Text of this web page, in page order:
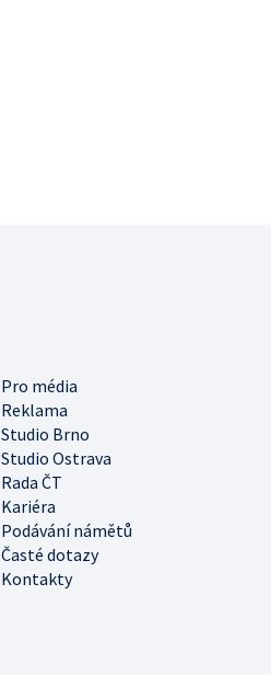
Pro média
Reklama
Studio Brno
Studio Ostrava
Rada ČT
Kariéra
Podávání námětů
Časté dotazy
Kontakty